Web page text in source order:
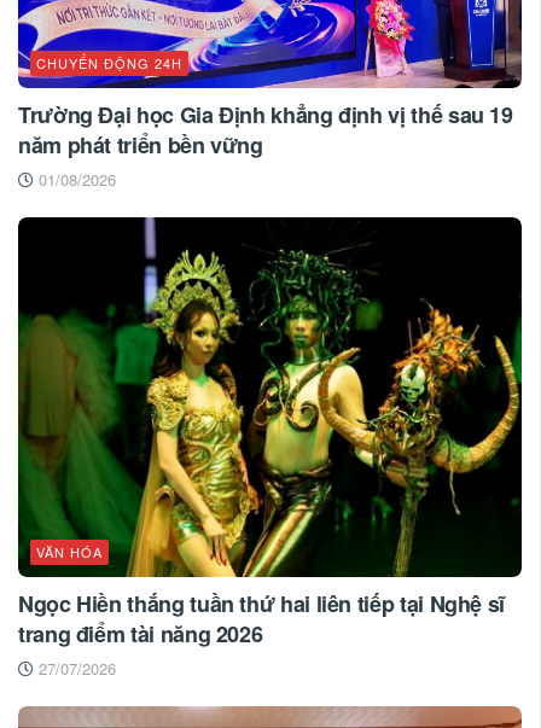
CHUYỂN ĐỘNG 24H
Trường Đại học Gia Định khẳng định vị thế sau 19
năm phát triển bền vững
01/08/2026
VĂN HÓA
Ngọc Hiền thắng tuần thứ hai liên tiếp tại Nghệ sĩ
trang điểm tài năng 2026
27/07/2026